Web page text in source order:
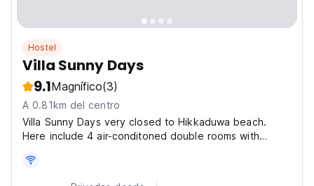
Hostel
Villa Sunny Days
9.1Magnífico(3)
A 0.81km del centro
Villa Sunny Days very closed to Hikkaduwa beach.
Here include 4 air-conditoned double rooms with
Hikkaduwa, less than 1 km from Narigama beach and
2.5 km from Seenigama Beach. The area is popular for